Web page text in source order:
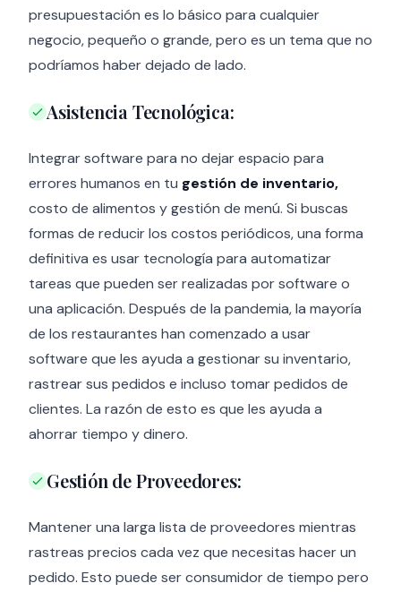
presupuestación es lo básico para cualquier
negocio, pequeño o grande, pero es un tema que no
podríamos haber dejado de lado.
Asistencia Tecnológica:
Integrar software para no dejar espacio para
errores humanos en tu gestión de inventario,
costo de alimentos y gestión de menú. Si buscas
formas de reducir los costos periódicos, una forma
definitiva es usar tecnología para automatizar
tareas que pueden ser realizadas por software o
una aplicación. Después de la pandemia, la mayoría
de los restaurantes han comenzado a usar
software que les ayuda a gestionar su inventario,
rastrear sus pedidos e incluso tomar pedidos de
clientes. La razón de esto es que les ayuda a
ahorrar tiempo y dinero.
Gestión de Proveedores:
Mantener una larga lista de proveedores mientras
rastreas precios cada vez que necesitas hacer un
pedido. Esto puede ser consumidor de tiempo pero